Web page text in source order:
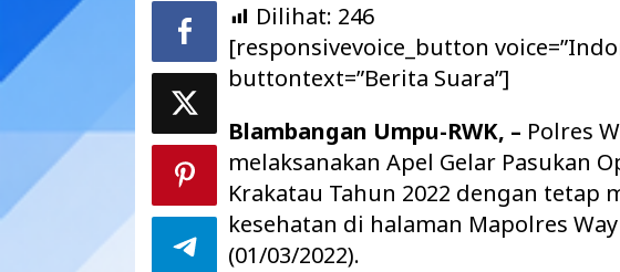
2022
Dilihat: 246
[responsivevoice_button
buttontext=”Berita Suara”]
Blambangan Umpu-RWK, – Polres
melaksanakan Apel Gelar Pasukan
Krakatau Tahun 2022 dengan tetap
kesehatan di halaman Mapolres Way
(01/03/2022).